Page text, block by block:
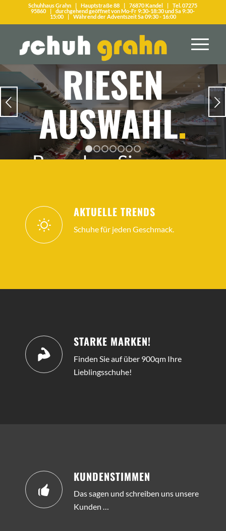
Schuhhaus Grahn | Hauptstraße 88 | 76870 Kandel | Tel. 07275
95860 | durchgehend geöffnet von Mo-Fr 9:30-18:30 und Sa 9:30-
15:00 | Während der Adventszeit Sa 09:30 - 16:00
Weiter
1 2 3 4 5 6 7
AKTUELLE TRENDS
Schuhe für jeden Geschmack.
STARKE MARKEN!
Finden Sie auf über 900qm Ihre
Lieblingsschuhe!
KUNDENSTIMMEN
Das sagen und schreiben uns unsere
Kunden …